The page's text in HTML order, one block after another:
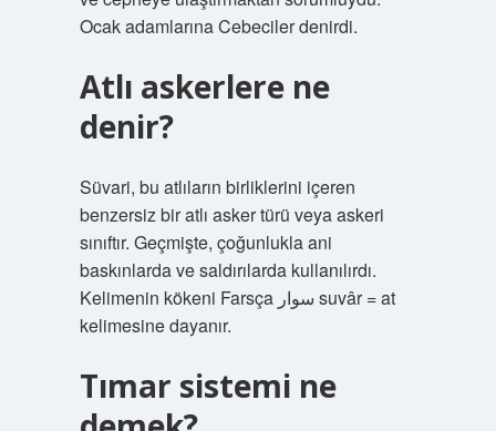
Ocak adamlarına Cebeciler denirdi.
Atlı askerlere ne
denir?
Süvari, bu atlıların birliklerini içeren
benzersiz bir atlı asker türü veya askeri
sınıftır. Geçmişte, çoğunlukla ani
baskınlarda ve saldırılarda kullanılırdı.
Kelimenin kökeni Farsça سوار suvâr = at
kelimesine dayanır.
Tımar sistemi ne